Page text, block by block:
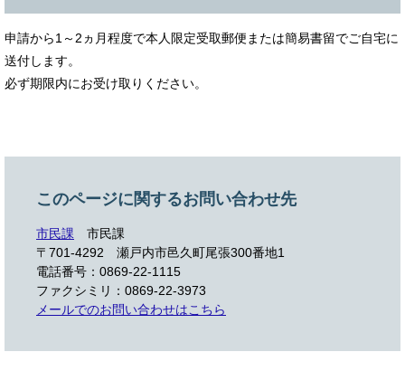
申請から1～2ヵ月程度で本人限定受取郵便または簡易書留でご自宅に
送付します。
必ず期限内にお受け取りください。
このページに関するお問い合わせ先
市民課
市民課
〒701-4292
瀬戸内市邑久町尾張300番地1
電話番号：0869-22-1115
ファクシミリ：0869-22-3973
メールでのお問い合わせはこちら